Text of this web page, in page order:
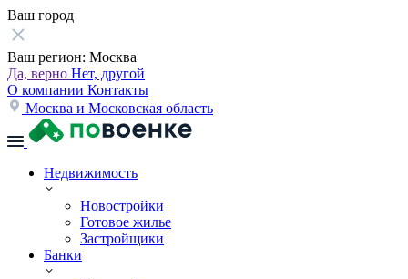
Ваш город
Ваш регион: Москва
Да, верно Нет, другой
О компании Контакты
Москва и Московская область
Недвижимость
Новостройки
Готовое жилье
Застройщики
Банки